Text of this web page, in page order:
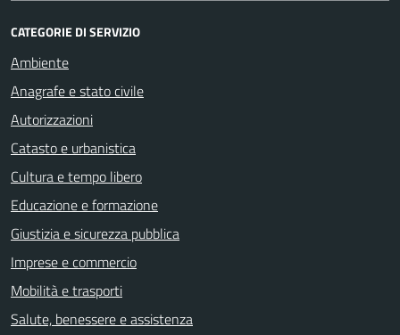
CATEGORIE DI SERVIZIO
Ambiente
Anagrafe e stato civile
Autorizzazioni
Catasto e urbanistica
Cultura e tempo libero
Educazione e formazione
Giustizia e sicurezza pubblica
Imprese e commercio
Mobilità e trasporti
Salute, benessere e assistenza